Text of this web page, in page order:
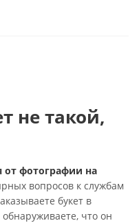
не такой,
от фотографии на
вопросов к службам
букет в
что он